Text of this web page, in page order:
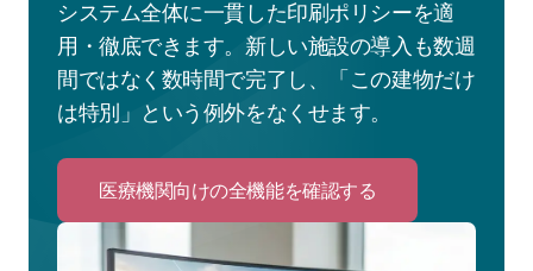
システム全体に一貫した印刷ポリシーを適
用・徹底できます。新しい施設の導入も数週
間ではなく数時間で完了し、「この建物だけ
は特別」という例外をなくせます。
医療機関向けの全機能を確認する
to